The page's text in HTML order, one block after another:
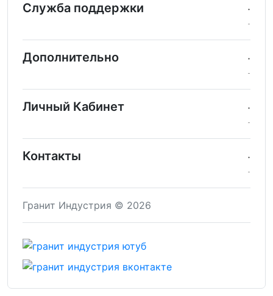
Служба поддержки
Дополнительно
Личный Кабинет
Контакты
Гранит Индустрия © 2026